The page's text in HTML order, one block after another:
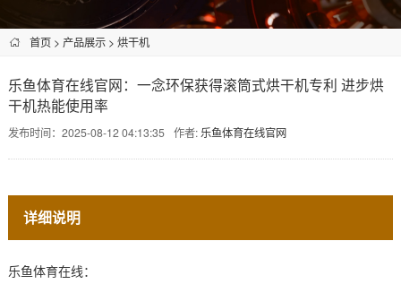
首页> 产品展示> 烘干机
乐鱼体育在线官网：一念环保获得滚筒式烘干机专利 进步烘
干机热能使用率
发布时间：2025-08-12 04:13:35 作者: 乐鱼体育在线官网
详细说明
乐鱼体育在线：